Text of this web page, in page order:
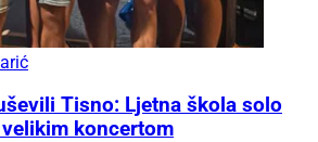
Tisno: Ljetna škola solo
koncertom